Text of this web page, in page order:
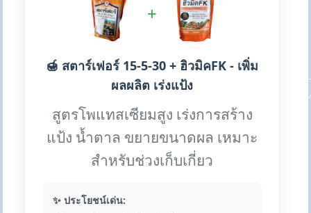
+
🍯 สตาร์เฟอร์ 15-5-30 + ฮิวมิคFK - เพิ่ม
ผลผลิต เร่งแป้ง
สูตรโพแทสเซียมสูง เร่งการสร้าง
แป้ง น้ำตาล ขยายขนาดผล เหมาะ
สำหรับช่วงเก็บเกี่ยว
✨ ประโยชน์เด่น: